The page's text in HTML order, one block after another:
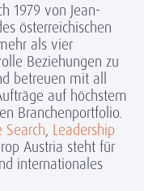
1979 von Jean-
österreichischen
als vier
Beziehungen zu
betreuen mit all
auf höchstem
Branchenportfolio.
Search, Leadership
Austria steht für
internationales